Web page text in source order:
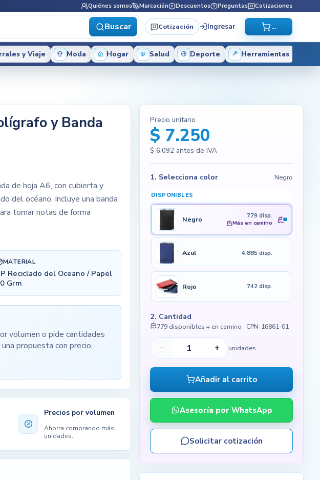
Quiénes somos Marcación Descuentos Preguntas Cotizaciones
Buscar Cotización Ingresar ...
y Viaje Moda Hogar Salud Deporte Herramientas
y Banda
de hoja A6, con cubierta y
del océano. Incluye una banda
tomar notas de forma
MATERIAL
Reciclado del Oceano / Papel
Grm
volumen o pide cantidades
propuesta con precio,
Precios por volumen
Ahorra comprando más
unidades.
Precio unitario
$ 7.250
$ 6.092 antes de IVA
1. Selecciona color Negro
DISPONIBLES
Negro 779 disp.
Más en camino
Azul 4.885 disp.
Rojo 742 disp.
2. Cantidad
779 disponibles + en camino · CPN-16861-01
- + unidades
Añadir al carrito
Asesoría por WhatsApp
Solicitar cotización